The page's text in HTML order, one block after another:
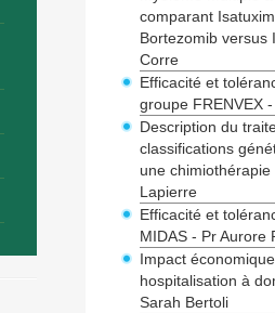
comparant
Bortezomib versus
Corre
Efficacité et
groupe FRENVEX
Description du
classifications
une
Lapierre
Efficacité et
MIDAS - Pr Aurore
Impact
hospitalisation à
Sarah Bertoli